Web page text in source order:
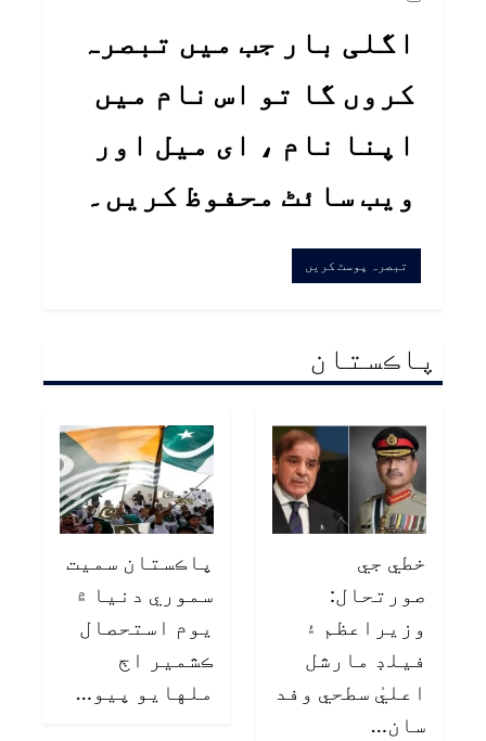
اگلی بار جب میں تبصرہ
کروں گا تو اس نام میں
اپنا نام ، ای میل اور
ویب سائٹ محفوظ کریں۔
پاڪستان
خطي جي
صورتحال:
وزيراعظم ۽
فيلڊ مارشل
اعليٰ سطحي وفد
سان…
پاڪستان سميت
سموري دنيا ۾
يوم استحصال
ڪشمير اڄ
ملهايو پيو…